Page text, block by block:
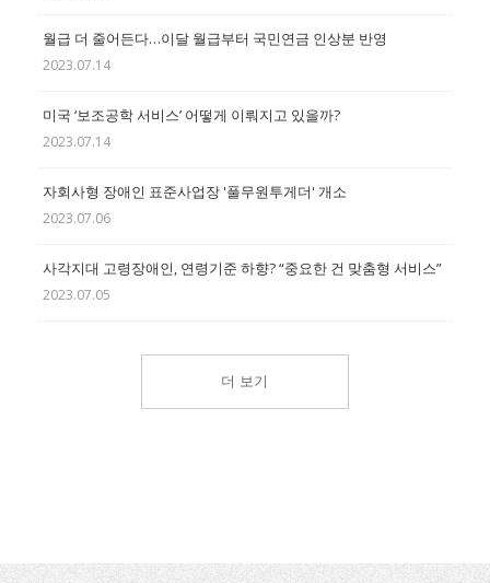
월급 더 줄어든다…이달 월급부터 국민연금 인상분 반영
2023.07.14
미국 ‘보조공학 서비스’ 어떻게 이뤄지고 있을까?
2023.07.14
자회사형 장애인 표준사업장 '풀무원투게더' 개소
2023.07.06
사각지대 고령장애인, 연령기준 하향? “중요한 건 맞춤형 서비스”
2023.07.05
더 보기